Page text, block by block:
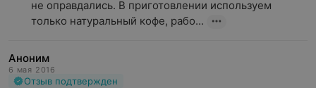
не оправдались. В приготовлении используем
только натуральный кофе, рабо...
Аноним
6 мая 2016
Отзыв подтвержден